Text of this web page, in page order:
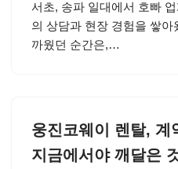
서초, 송파 일대에서 호빠
의 상담과 현장 경험을 쌓
까웠던 순간은,…
웅진코웨이 렌탈, 계
지금에서야 깨달은